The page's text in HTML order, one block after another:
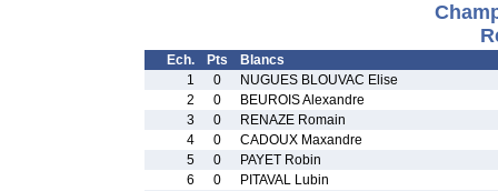
Ech. Pts
Blancs
1
0
NUGUES BLOUVAC Elise
2
0
BEUROIS Alexandre
3
0
RENAZE Romain
4
0
CADOUX Maxandre
5
0
PAYET Robin
6
0
PITAVAL Lubin